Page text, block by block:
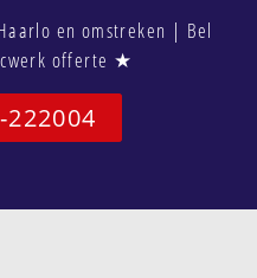
en omstreken | Bel
offerte ★
222004